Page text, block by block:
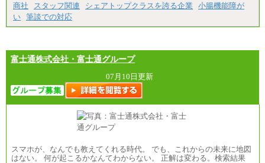
商社
スタッフ関連 シェアトップクラスを誇る企業
小腸機能障が
い 筆談での対応
富士通株式会社・富士通グループ
07月10日更新
スマホが、なんでも教えてくれる時代。 でも、これからの未来に地図
はない。 何が起こるかなんてわからない。 正解は変わる。検索結果